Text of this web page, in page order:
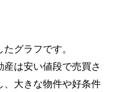
グラフです。
は安い値段で売買さ
大きな物件や好条件